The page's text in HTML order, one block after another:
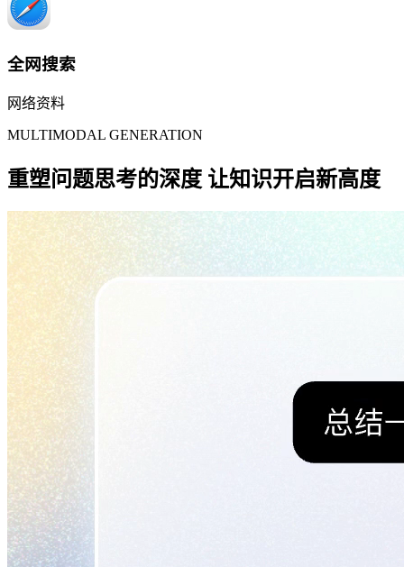
全网搜索
网络资料
MULTIMODAL GENERATION
重塑问题思考的深度 让知识开启新高度